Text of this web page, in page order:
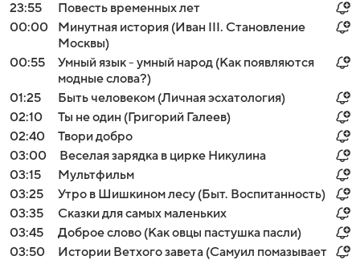
23:55
Повесть временных лет
00:00
Минутная история (Иван III. Становление
Москвы)
00:55
Умный язык - умный народ (Как появляются
модные слова?)
01:25
Быть человеком (Личная эсхатология)
02:10
Ты не один (Григорий Галеев)
02:40
Твори добро
03:00
Веселая зарядка в цирке Никулина
03:15
Мультфильм
03:25
Утро в Шишкином лесу (Быт. Воспитанность)
03:35
Сказки для самых маленьких
03:45
Доброе слово (Как овцы пастушка пасли)
03:50
Истории Ветхого завета (Самуил помазывает